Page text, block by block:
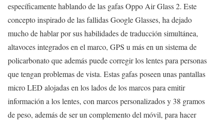
específicamente hablando de las gafas Oppo Air Glass 2. Este
concepto inspirado de las fallidas Google Glasses, ha dejado
mucho de hablar por sus habilidades de traducción simultánea,
altavoces integrados en el marco, GPS u más en un sistema de
policarbonato que además puede corregir los lentes para personas
que tengan problemas de vista. Estas gafas poseen unas pantallas
micro LED alojadas en los lados de los marcos para emitir
información a los lentes, con marcos personalizados y 38 gramos
de peso, además de ser un complemento del móvil, para hacer